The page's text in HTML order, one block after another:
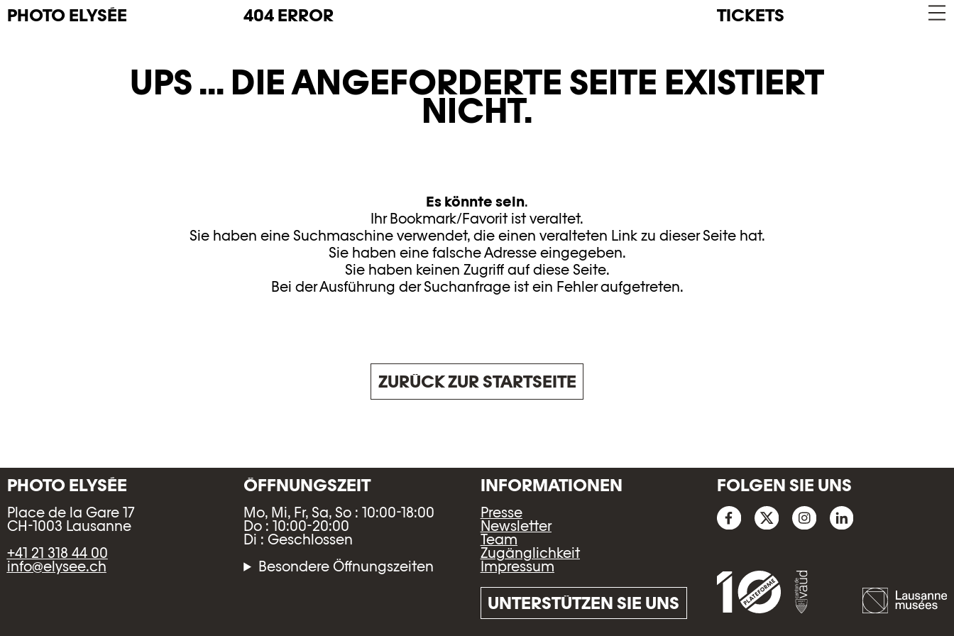
PHOTO ELYSÉE 404 ERROR TICKETS
UPS ... DIE ANGEFORDERTE SEITE EXISTIERT
NICHT.
Es könnte sein.
Ihr Bookmark/Favorit ist veraltet.
Sie haben eine Suchmaschine verwendet, die einen veralteten Link zu dieser Seite hat.
Sie haben eine falsche Adresse eingegeben.
Sie haben keinen Zugriff auf diese Seite.
Bei der Ausführung der Suchanfrage ist ein Fehler aufgetreten.
ZURÜCK ZUR STARTSEITE
PHOTO ELYSÉE
Place de la Gare 17
CH-1003 Lausanne
+41 21 318 44 00
info@elysee.ch
ÖFFNUNGSZEIT
Mo, Mi, Fr, Sa, So : 10:00-18:00
Do : 10:00-20:00
Di : Geschlossen
Besondere Öffnungszeiten
INFORMATIONEN
Presse
Newsletter
Team
Zugänglichkeit
Impressum
UNTERSTÜTZEN SIE UNS
FOLGEN SIE UNS